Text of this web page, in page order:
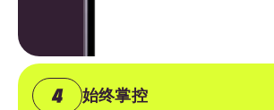
始终掌控